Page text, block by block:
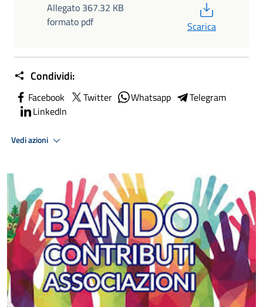
Allegato 367.32 KB
formato pdf
Scarica
Condividi:
Facebook Twitter Whatsapp
Telegram
LinkedIn
Vedi azioni